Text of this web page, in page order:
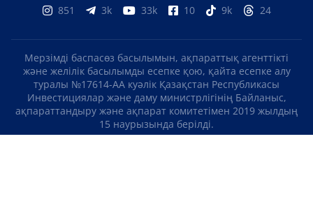
851 3k 33k 10 9k 24
Мерзімді баспасөз басылымын, ақпараттық агенттікті
және желілік басылымды есепке қою, қайта есепке алу
туралы №17614-АА куәлік Қазақстан Республикасы
Инвестициялар және даму министрлігінің Байланыс,
ақпараттандыру және ақпарат комитетімен 2019 жылдың
15 наурызында берілді.